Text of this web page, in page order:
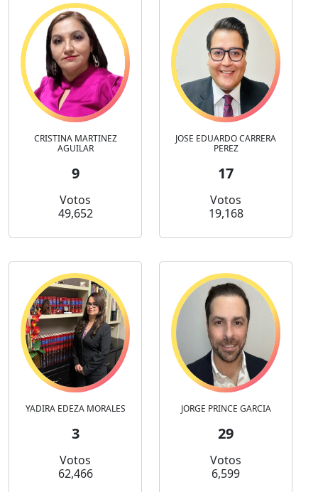
CRISTINA MARTINEZ
AGUILAR
9
Votos
49,652
JOSE EDUARDO CARRERA
PEREZ
17
Votos
19,168
YADIRA EDEZA MORALES
3
Votos
62,466
JORGE PRINCE GARCIA
29
Votos
6,599